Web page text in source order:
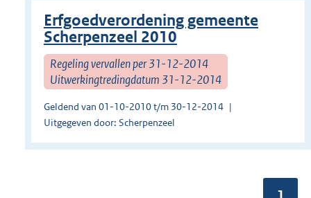
Erfgoedverordening gemeente
Scherpenzeel 2010
Regeling vervallen per 31-12-2014
Uitwerkingtredingdatum 31-12-2014
Geldend van 01-10-2010 t/m 30-12-2014
Uitgegeven door: Scherpenzeel